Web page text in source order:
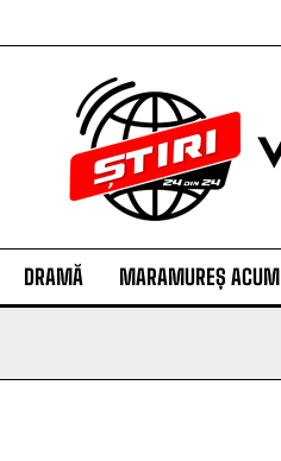
DRAMĂ MARAMUREȘ ACUM